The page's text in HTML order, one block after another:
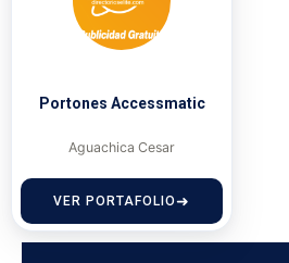
Portones Accessmatic
Aguachica Cesar
VER PORTAFOLIO